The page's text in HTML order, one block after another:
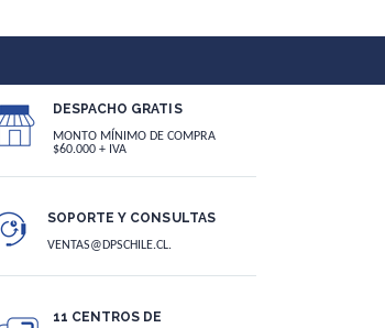
DESPACHO GRATIS
MONTO MÍNIMO DE COMPRA
$60.000 + IVA
SOPORTE Y CONSULTAS
VENTAS@DPSCHILE.CL.
11 CENTROS DE